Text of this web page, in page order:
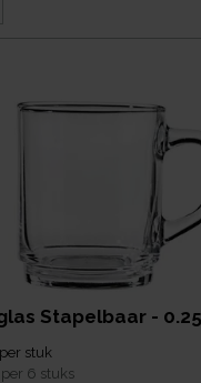
Stapelbaar -
per stuk
6 stuks